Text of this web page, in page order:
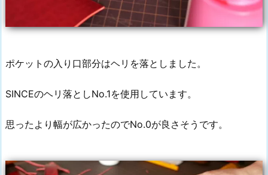
ポケットの入り口部分はヘリを落としました。
SINCEのヘリ落としNo.1を使用しています。
思ったより幅が広かったのでNo.0が良さそうです。